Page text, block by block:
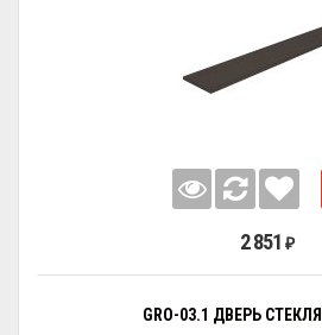
2 851 ₽
GRO-03.1 ДВЕРЬ